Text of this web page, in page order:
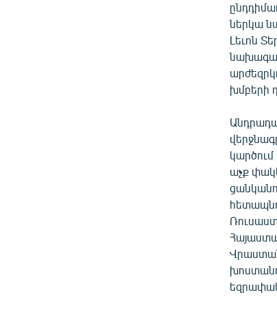
ներկա
Լեւոն
խմբերի
աչք